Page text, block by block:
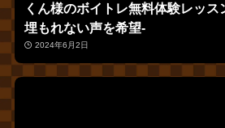
くん様のボイトレ無料体験レッス
埋もれない声を希望‐
2024年6月2日